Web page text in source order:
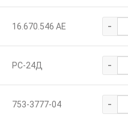
16.670.546 АЕ -
РС-24Д -
753-3777-04 -